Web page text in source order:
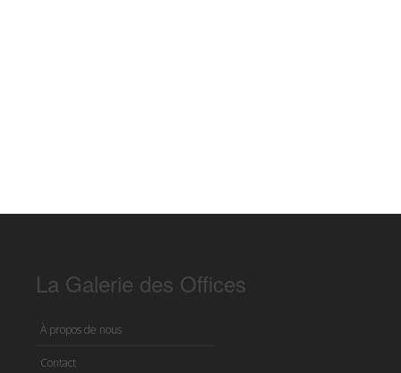
La Galerie des Offices
À propos de nous
Contact